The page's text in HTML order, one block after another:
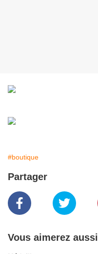
#boutique
Partager
Vous aimerez aussi